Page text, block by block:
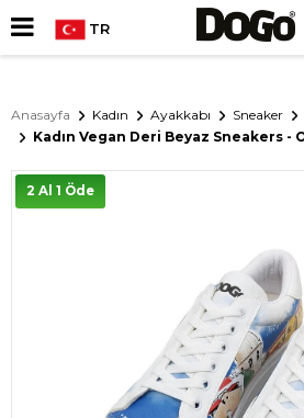
TR
Anasayfa Kadın Ayakkabı Sneaker
Kadın Vegan Deri Beyaz Sneakers -
2 Al 1 Öde